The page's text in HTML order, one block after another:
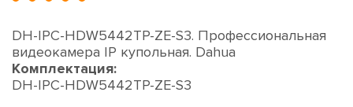
DH-IPC-HDW5442TP-ZE-S3. Профессиональная
видеокамера IP купольная. Dahua
Комплектация:
DH-IPC-HDW5442TP-ZE-S3